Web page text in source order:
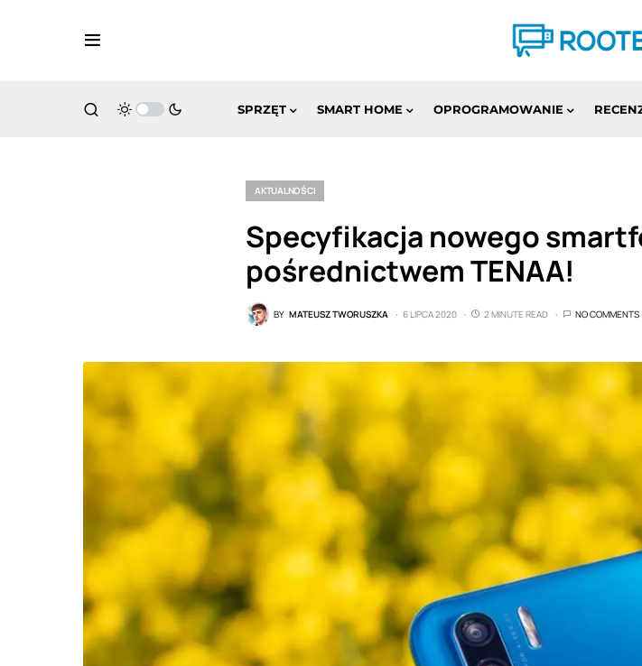
SPRZĘT SMART HOME OPROGRAMOWANIE
AKTUALNOŚCI
Specyfikacja nowego
pośrednictwem TENAA!
BY MATEUSZ TWORUSZKA 6 LIPCA 2020 2 MINUTE READ NO COMMENTS